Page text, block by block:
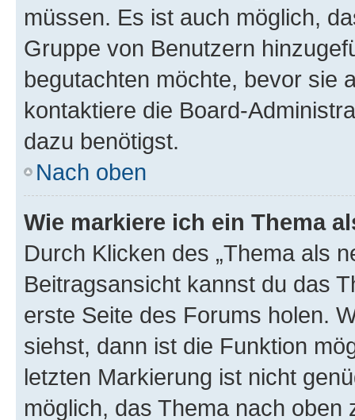
müssen. Es ist auch möglich,
Gruppe von Benutzern
begutachten möchte, bevor sie
kontaktiere die Board-
dazu benötigst.
Nach oben
Wie markiere ich ein Thema
Durch Klicken des „Thema als
Beitragsansicht kannst du das
erste Seite des Forums holen.
siehst, dann ist die Funktion
letzten Markierung ist nicht
möglich, das Thema nach oben